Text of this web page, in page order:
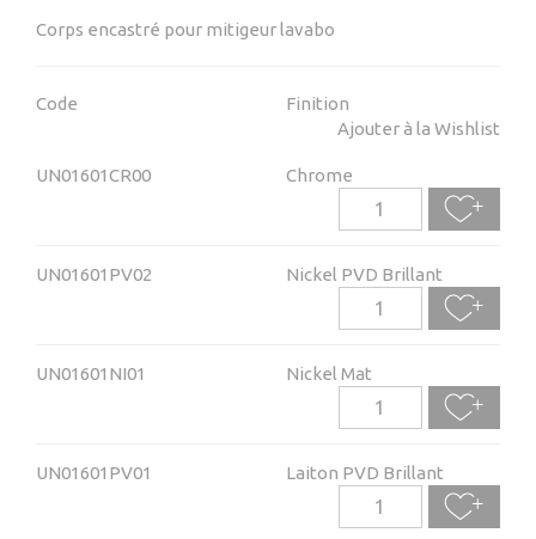
Corps encastré pour mitigeur lavabo
Code
Finition
Ajouter à la Wishlist
UN01601CR00 Chrome
UN01601PV02 Nickel PVD Brillant
UN01601NI01 Nickel Mat
UN01601PV01 Laiton PVD Brillant